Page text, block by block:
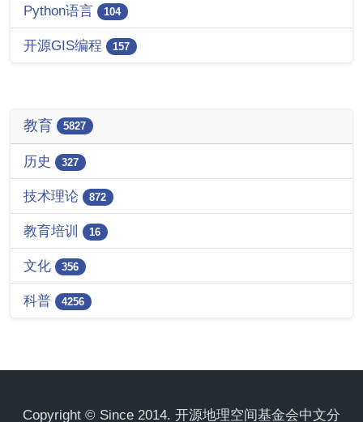
Python语言 104
开源GIS编程 157
教育 5827
历史 327
技术理论 872
教育培训 16
文化 356
科普 4256
Copyright © Since 2014. 开源地理空间基金会中文分